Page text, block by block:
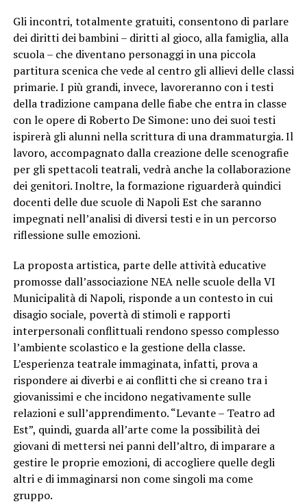
Gli incontri, totalmente gratuiti, consentono di parlare
dei diritti dei bambini – diritti al gioco, alla famiglia, alla
scuola – che diventano personaggi in una piccola
partitura scenica che vede al centro gli allievi delle classi
primarie. I più grandi, invece, lavoreranno con i testi
della tradizione campana delle fiabe che entra in classe
con le opere di Roberto De Simone: uno dei suoi testi
ispirerà gli alunni nella scrittura di una drammaturgia. Il
lavoro, accompagnato dalla creazione delle scenografie
per gli spettacoli teatrali, vedrà anche la collaborazione
dei genitori. Inoltre, la formazione riguarderà quindici
docenti delle due scuole di Napoli Est che saranno
impegnati nell’analisi di diversi testi e in un percorso
riflessione sulle emozioni.
La proposta artistica, parte delle attività educative
promosse dall’associazione NEA nelle scuole della VI
Municipalità di Napoli, risponde a un contesto in cui
disagio sociale, povertà di stimoli e rapporti
interpersonali conflittuali rendono spesso complesso
l’ambiente scolastico e la gestione della classe.
L’esperienza teatrale immaginata, infatti, prova a
rispondere ai diverbi e ai conflitti che si creano tra i
giovanissimi e che incidono negativamente sulle
relazioni e sull’apprendimento. “Levante – Teatro ad
Est”, quindi, guarda all’arte come la possibilità dei
giovani di mettersi nei panni dell’altro, di imparare a
gestire le proprie emozioni, di accogliere quelle degli
altri e di immaginarsi non come singoli ma come
gruppo.